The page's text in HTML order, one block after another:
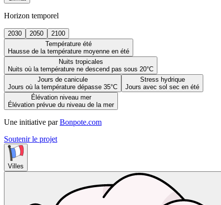
Horizon temporel
2030 2050
2100
Température été
Hausse de la température moyenne en été
Nuits tropicales
Nuits où la température ne descend pas sous 20°C
Jours de canicule
Jours où la température dépasse 35°C
Stress hydrique
Jours avec sol sec en été
Élévation niveau mer
Élévation prévue du niveau de la mer
Une initiative par Bonpote.com
Soutenir le projet
Villes